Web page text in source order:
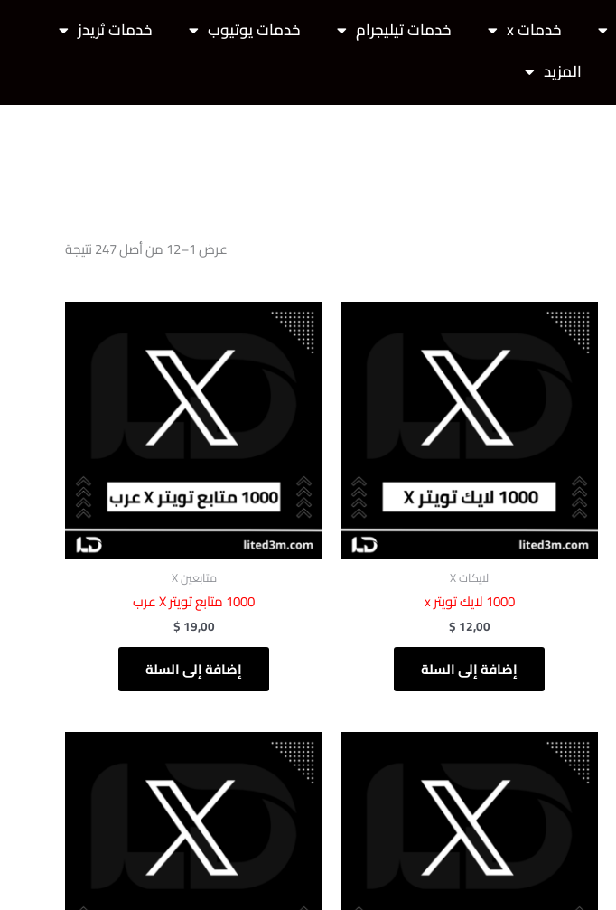
خدمات x خدمات تيليجرام خدمات يوتيوب
خدمات ثريدز
المزيد
عرض 1–12 من أصل 247 نتيجة
لايكات X
‎ 1000لايك تويتر x
$12,00
إضافة إلى السلة
متابعين X
$19,00
إضافة إلى السلة